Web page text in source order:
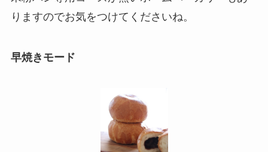
りますのでお気をつけてくださいね。
早焼きモード